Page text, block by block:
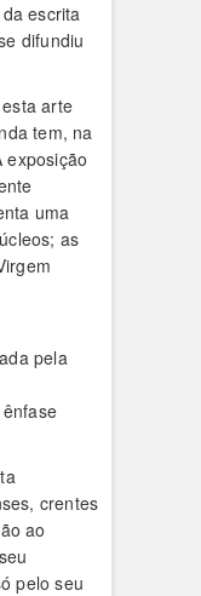
escrita
difundiu
arte
tem, na
exposição
uma
as
pela
crentes
ao
pelo seu